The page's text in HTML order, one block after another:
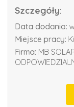
Szczegóły:
Data dodania:
Miejsce pracy:
Firma: MB